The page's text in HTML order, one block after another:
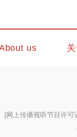
us
[网上传播视听节目许可